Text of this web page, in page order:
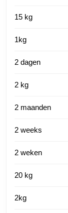
15 kg
1kg
2 dagen
2 kg
2 maanden
2 weeks
2 weken
20 kg
2kg